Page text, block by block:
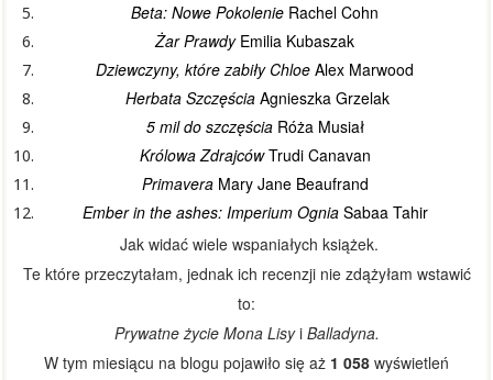
Beta: Nowe Pokolenie Rachel Cohn
Żar Prawdy Emilia Kubaszak
Dziewczyny, które zabiły Chloe Alex Marwood
Herbata Szczęścia Agnieszka Grzelak
5 mil do szczęścia Róża Musiał
Królowa ZdrajcówTrudi Canavan
Primavera Mary Jane Beaufrand
Ember in the ashes: Imperium Ognia Sabaa Tahir
Jak widać wiele wspaniałych książek.
Te które przeczytałam, jednak ich recenzji nie zdążyłam wstawić
to:
Prywatne życie Mona Lisyi Balladyna.
W tym miesiącu na blogu pojawiło się aż 1 058 wyświetleń